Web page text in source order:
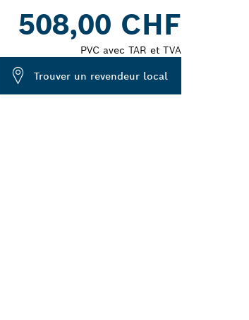
closed508,00 CHF
PVC avec TAR et TVA
Trouver un revendeur local